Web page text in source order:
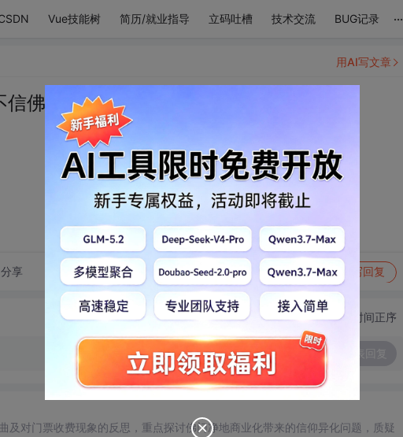
Vue技能树 简历/就业指导 立码吐槽 技术交流 BUG记录 ...
信佛 只信你
分享 转发到动态 举报 写回复
用AI写文章
切换为时间正序
及对门票收费现象的反思，重点探讨佛门净地商业化带来的信仰异化问题，质疑